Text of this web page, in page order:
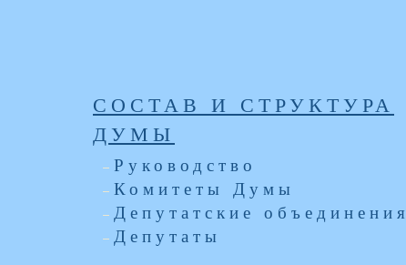
СОСТАВ И СТРУКТУРА
ДУМЫ
Руководство
Комитеты Думы
Депутатские объединения
Депутаты